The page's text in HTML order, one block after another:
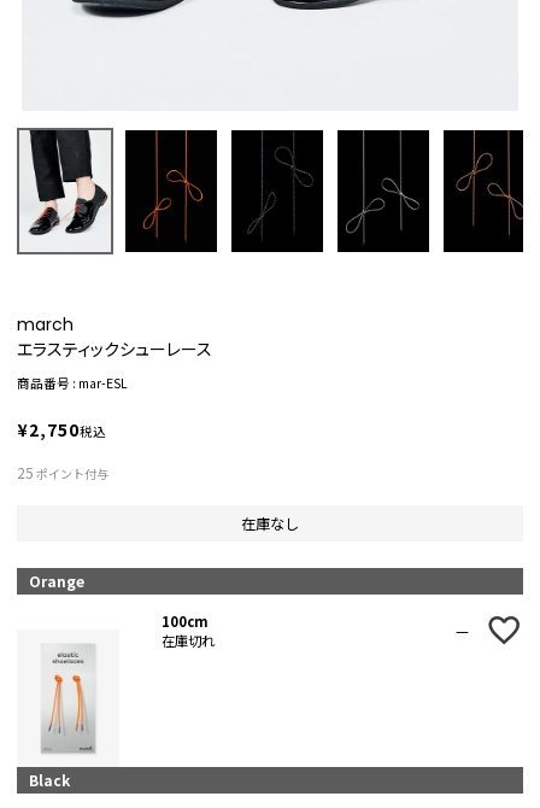
march
エラスティックシューレース
商品番号 mar-ESL
¥2,750税込
25 ポイント付与
在庫なし
Orange
100cm
在庫切れ
—
Black